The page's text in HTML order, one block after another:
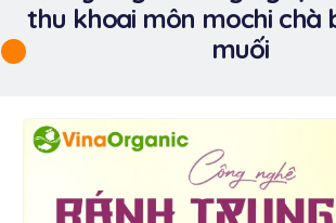
thu khoai môn mochi chà
muối